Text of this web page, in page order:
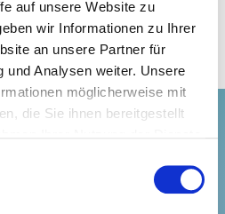
auf unsere Website zu
wir Informationen zu Ihrer
an unsere Partner für
und Analysen weiter. Unsere
möglicherweise mit
die Sie ihnen bereitgestellt